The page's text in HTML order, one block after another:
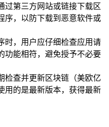
过第三方网站或链接下载区
序，以防下载到恶意软件或
时，用户应仔细检查应用请
功能相符，避免授予不必要
检查并更新区块链（美欧亿
用的是最新版本，获得最新